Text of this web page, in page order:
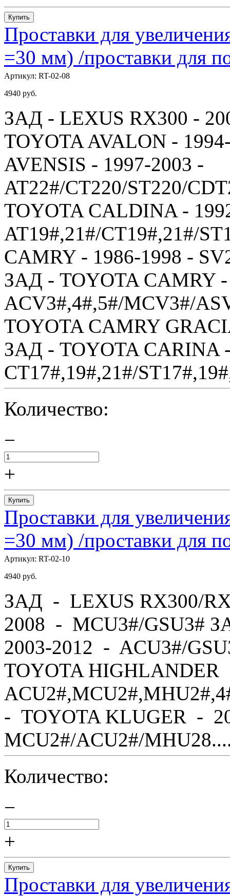
Купить
Проставки для
=30 мм) /проставки для
Артикул: RT-02-08
4940 руб.
ЗАД - LEXUS RX300 -
TOYOTA AVALON -
AVENSIS - 1997-2003 -
AT22#/CT220/ST220/
TOYOTA CALDINA -
AT19#,21#/CT19#,21#/
CAMRY - 1986-1998 -
ЗАД - TOYOTA CAMRY -
ACV3#,4#,5#/MCV3#/
TOYOTA CAMRY
ЗАД - TOYOTA CARINA
CT17#,19#,21#/
Количество:
−
+
Купить
Проставки для
=30 мм) /проставки для
Артикул: RT-02-10
4940 руб.
ЗАД - LEXUS RX300/
2008 - MCU3#/GSU3#
2003-2012 - ACU3#/
TOYOTA
- TOYOTA KLUGER -
MCU2#/ACU2#/
Количество:
−
+
Купить
Проставки для